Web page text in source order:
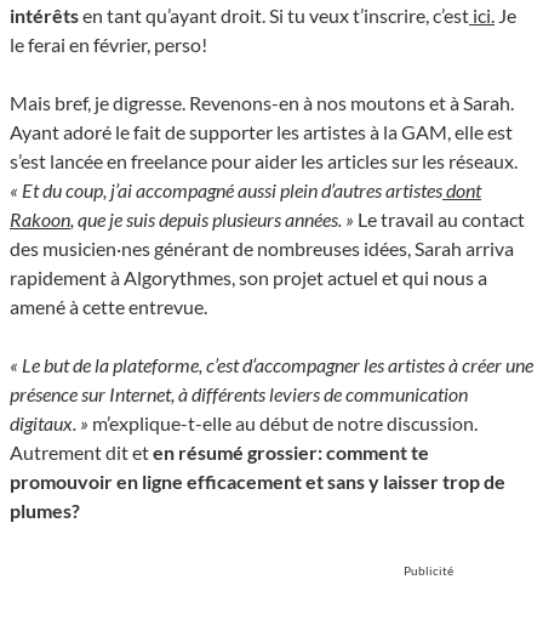
intérêtsen tant qu’ayant droit. Si tu veux t’inscrire, c’est ici. Je
le ferai en février, perso!
Mais bref, je digresse. Revenons-en à nos moutons et à Sarah.
Ayant adoré le fait de supporter les artistes à la GAM, elle est
s’est lancée en freelance pour aider les articles sur les réseaux.
« Et du coup, j’ai accompagné aussi plein d’autres artistesdont
Rakoon, que je suis depuis plusieurs années. » Le travail au contact
des musicien·nes générant de nombreuses idées, Sarah arriva
rapidement à Algorythmes, son projet actuel et qui nous a
amené à cette entrevue.
« Le but de la plateforme, c’est d’accompagner les artistes à créer une
présence sur Internet, à différents leviers de communication
digitaux. » m’explique-t-elle au début de notre discussion.
Autrement dit eten résumé grossier: comment te
promouvoir en ligne efficacement et sans y laisser trop de
plumes?
Publicité